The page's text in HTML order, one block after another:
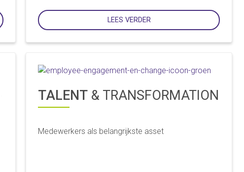
LEES VERDER
TALENT & TRANSFORMATION
Medewerkers als belangrijkste asset